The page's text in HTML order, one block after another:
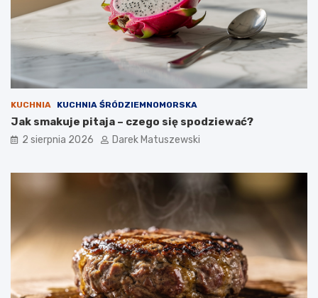
KUCHNIA KUCHNIA ŚRÓDZIEMNOMORSKA
Jak smakuje pitaja – czego się spodziewać?
2 sierpnia 2026 Darek Matuszewski